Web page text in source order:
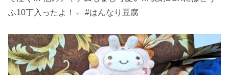
ふ10丁入ったよ！← #はんなり豆腐